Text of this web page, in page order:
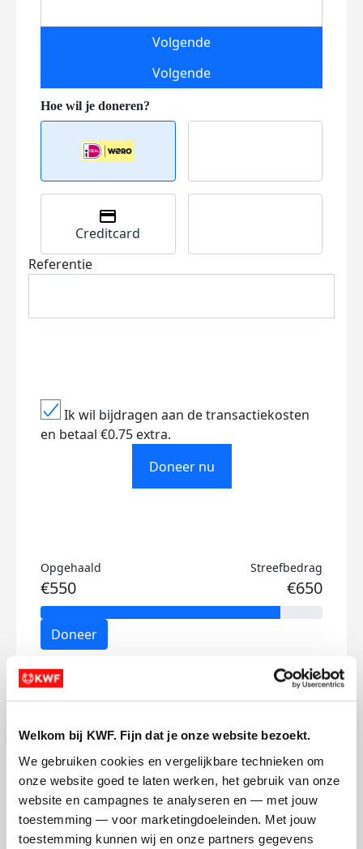
Welkom bij KWF. Fijn dat je onze website bezoekt.
We gebruiken cookies en vergelijkbare technieken om
onze website goed te laten werken, het gebruik van onze
website en campagnes te analyseren en — met jouw
toestemming — voor marketingdoeleinden. Met jouw
toestemming kunnen wij en onze partners gegevens
Volgende
Volgende
Creditcard
Referentie
Ik wil bijdragen aan de transactiekosten
en betaal €0.75 extra.
Doneer nu
Opgehaald
€550
Streefbedrag
€650
Doneer